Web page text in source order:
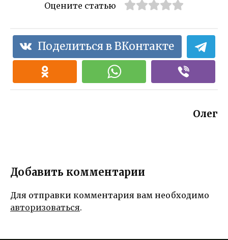
Оцените статью
Поделиться в ВКонтакте
Олег
Добавить комментарии
Для отправки комментария вам необходимо
авторизоваться.